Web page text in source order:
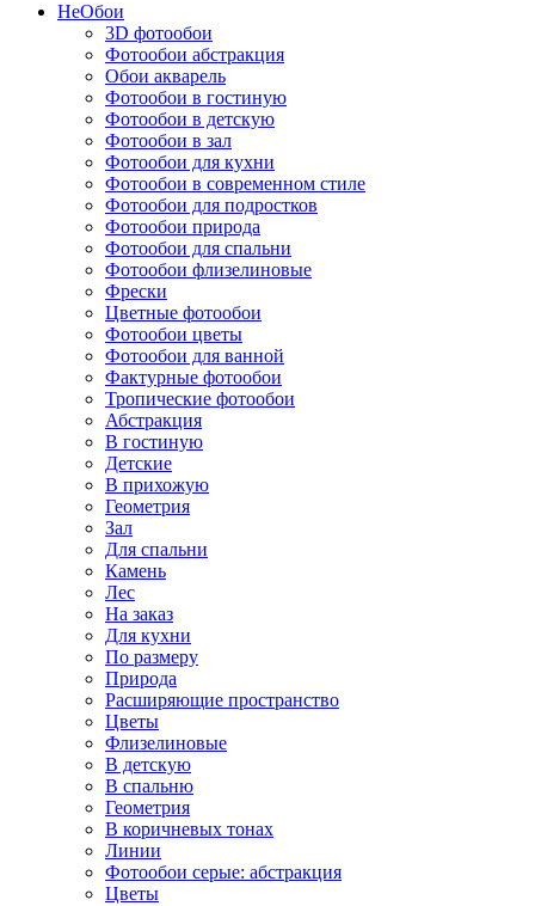
НеОбои
3D фотообои
Фотообои абстракция
Обои акварель
Фотообои в гостиную
Фотообои в детскую
Фотообои в зал
Фотообои для кухни
Фотообои в современном стиле
Фотообои для подростков
Фотообои природа
Фотообои для спальни
Фотообои флизелиновые
Фрески
Цветные фотообои
Фотообои цветы
Фотообои для ванной
Фактурные фотообои
Тропические фотообои
Абстракция
В гостиную
Детские
В прихожую
Геометрия
Зал
Для спальни
Камень
Лес
На заказ
Для кухни
По размеру
Природа
Расширяющие пространство
Цветы
Флизелиновые
В детскую
В спальню
Геометрия
В коричневых тонах
Линии
Фотообои серые: абстракция
Цветы